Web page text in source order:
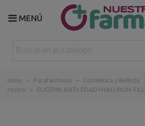
MENÚ
Inicio > Parafarmacia > Cosmética y Belleza
rostro
> EUCERIN ANTI-EDAD HYALURON-